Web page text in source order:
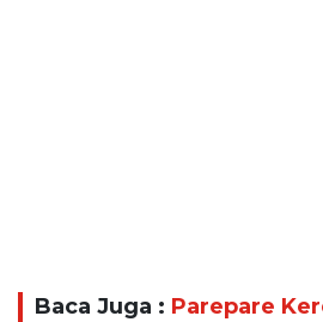
Baca Juga : Parepare